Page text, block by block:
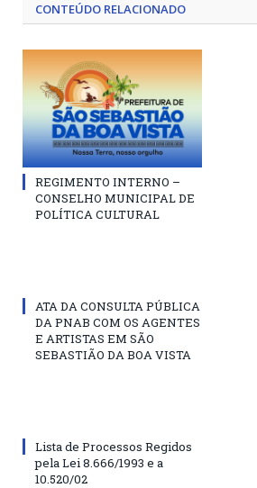
CONTEÚDO RELACIONADO
REGIMENTO INTERNO –
CONSELHO MUNICIPAL DE
POLÍTICA CULTURAL
ATA DA CONSULTA PÚBLICA
DA PNAB COM OS AGENTES
E ARTISTAS EM SÃO
SEBASTIÃO DA BOA VISTA
Lista de Processos Regidos
pela Lei 8.666/1993 e a
10.520/02